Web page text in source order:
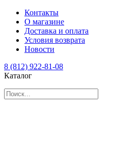
Контакты
О магазине
Доставка и оплата
Условия возврата
Новости
8 (812) 922-81-08
Каталог